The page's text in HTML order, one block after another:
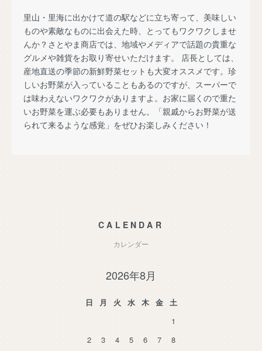
里山・里海に出かけて道の駅などに立ち寄って、美味しい
ものや素敵なものに出会えた時、とってもワクワクしませ
んか？さとやま商店では、地域やメディアで話題の貴重な
グルメや雑貨をお取り寄せいただけます。 店長としては、
産地直送の季節の新鮮野菜セットも大変オススメです。珍
しいお野菜が入っていることもあるのですが、スーパーで
は味わえないワクワクがありますよ。お家に届くので重た
いお野菜を運ぶ必要もありません。「親戚からお野菜が送
られて来るような感覚」をぜひお楽しみください！
CALENDAR
カレンダー
2026年8月
日 月 火 水 木 金
土
1
2
3 4 5 6 7
8